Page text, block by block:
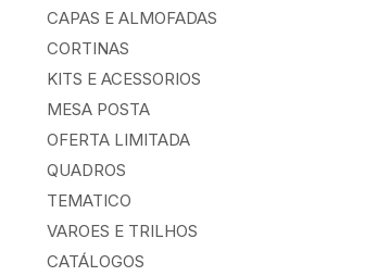
CAPAS E ALMOFADAS
CORTINAS
KITS E ACESSORIOS
MESA POSTA
OFERTA LIMITADA
QUADROS
TEMATICO
VAROES E TRILHOS
CATÁLOGOS